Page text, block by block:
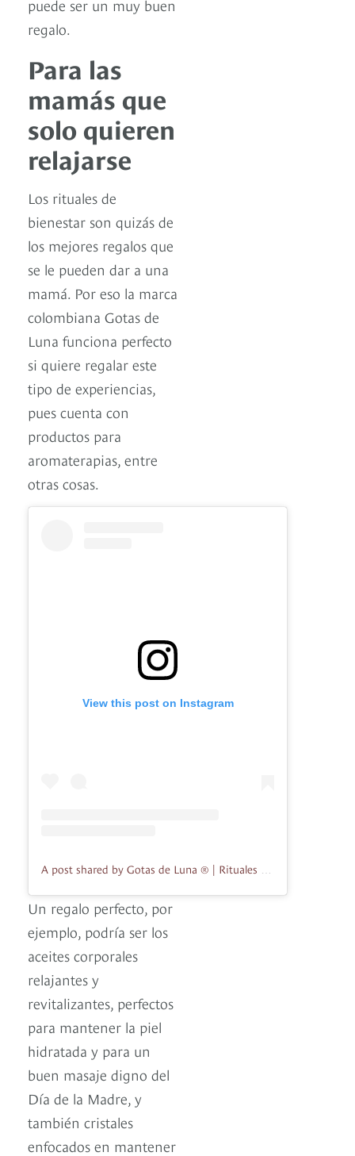
puede ser un muy buen
regalo.
Para las
mamás que
solo quieren
relajarse
Los rituales de
bienestar son quizás de
los mejores regalos que
se le pueden dar a una
mamá. Por eso la marca
colombiana Gotas de
Luna funciona perfecto
si quiere regalar este
tipo de experiencias,
pues cuenta con
productos para
aromaterapias, entre
otras cosas.
View this post on Instagram
Un regalo perfecto, por
ejemplo, podría ser los
aceites corporales
relajantes y
revitalizantes, perfectos
para mantener la piel
hidratada y para un
buen masaje digno del
Día de la Madre, y
también cristales
enfocados en mantener